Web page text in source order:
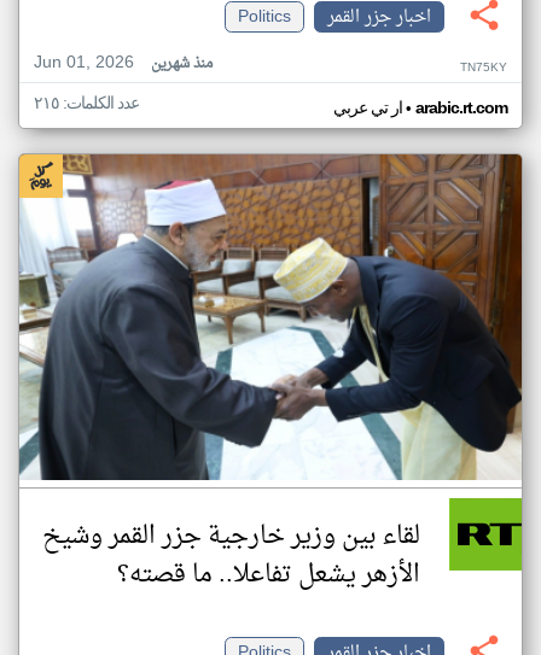
اخبار جزر القمر
Politics
Jun 01, 2026
منذ شهرين TN75KY
ار تي عربي• arabic.rt.com عدد الكلمات: ٢١٥
لقاء بين وزير خارجية جزر القمر وشيخ
الأزهر يشعل تفاعلا.. ما قصته؟